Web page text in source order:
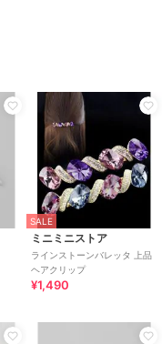
SALE
ミニミニストア
ラインストーンバレッタ 上品
ヘアクリップ
¥1,490